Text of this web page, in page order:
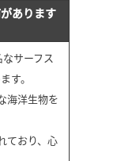
あります
サーフス
す。
海洋生物を
ており、心